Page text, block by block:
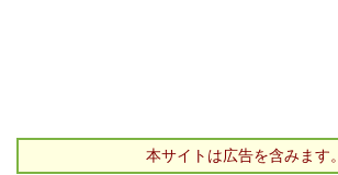
本サイトは広告を含みます。